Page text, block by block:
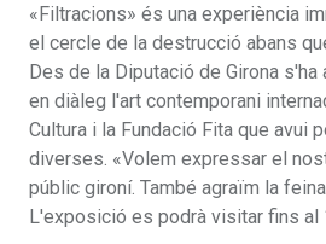
«Filtracions» és una experiència
el cercle de la destrucció abans
Des de la Diputació de Girona
en diàleg l'art contemporani
Cultura i la Fundació Fita que
diverses. «Volem expressar el
públic gironí. També agraïm la
L'exposició es podrà visitar fins al